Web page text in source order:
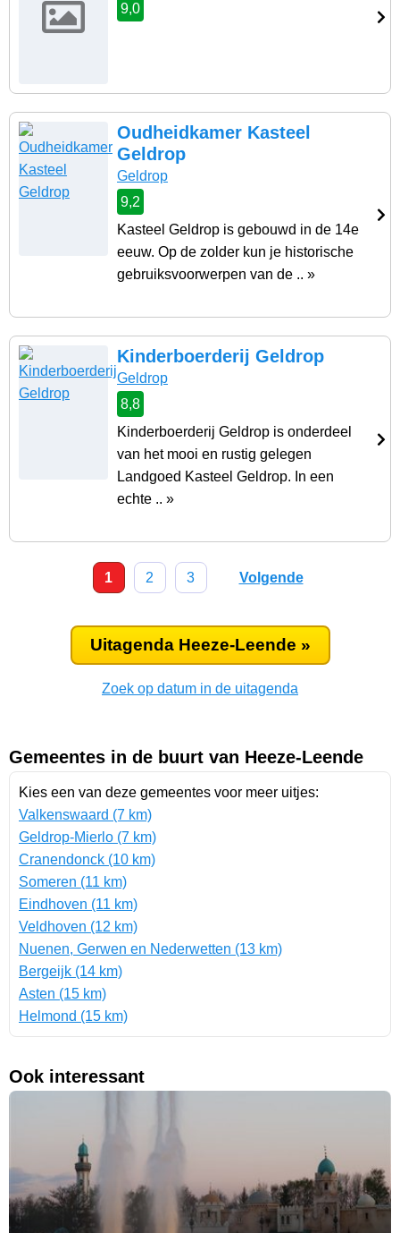
9,0
Oudheidkamer Kasteel
Geldrop
Geldrop
9,2
Kasteel Geldrop is gebouwd in de 14e
eeuw. Op de zolder kun je historische
gebruiksvoorwerpen van de .. »
Kinderboerderij Geldrop
Geldrop
8,8
Kinderboerderij Geldrop is onderdeel
van het mooi en rustig gelegen
Landgoed Kasteel Geldrop. In een
echte .. »
1 2 3 Volgende
Uitagenda Heeze-Leende »
Zoek op datum in de uitagenda
Gemeentes in de buurt van Heeze-Leende
Kies een van deze gemeentes voor meer uitjes:
Valkenswaard (7 km)
Geldrop-Mierlo (7 km)
Cranendonck (10 km)
Someren (11 km)
Eindhoven (11 km)
Veldhoven (12 km)
Nuenen, Gerwen en Nederwetten (13 km)
Bergeijk (14 km)
Asten (15 km)
Helmond (15 km)
Ook interessant